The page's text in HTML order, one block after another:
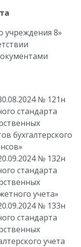
учреждения 8»
№ 121н
стандарта
бухгалтерского
№ 132н
стандарта
учета»
№ 133н
стандарта
учета